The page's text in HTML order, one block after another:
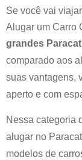
Se você vai
Alugar um Carro
grandes
comparado aos
suas vantagens,
aperto e com
Nessa categoria
alugar no
modelos de